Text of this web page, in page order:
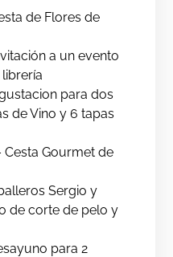
de Flores de
a un evento
para dos
de Vino y 6 tapas
Cesta Gourmet de
Sergio y
de corte de pelo y
para 2